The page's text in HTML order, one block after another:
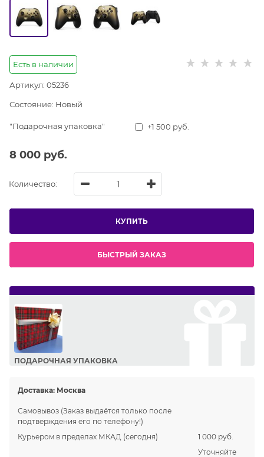
Есть в наличии
Артикул: 05236
Состояние: Новый
"Подарочная упаковка" +1 500 руб.
8 000 руб.
Количество:
КУПИТЬ
БЫСТРЫЙ ЗАКАЗ
ПОДАРОЧНАЯ УПАКОВКА
Доставка: Москва
Самовывоз (Заказ выдаётся только после
подтверждения его по телефону!)
Курьером в пределах МКАД (сегодня) 1 000 руб.
Уточняйте